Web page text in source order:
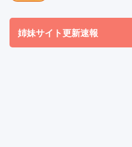
姉妹サイト更新速報